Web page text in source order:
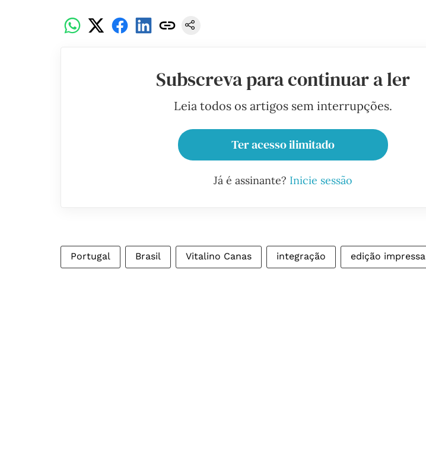
Subscreva para continuar a ler
Leia todos os artigos sem interrupções.
Ter acesso ilimitado
Já é assinante? Inicie sessão
Portugal Brasil Vitalino Canas integração edição impressa